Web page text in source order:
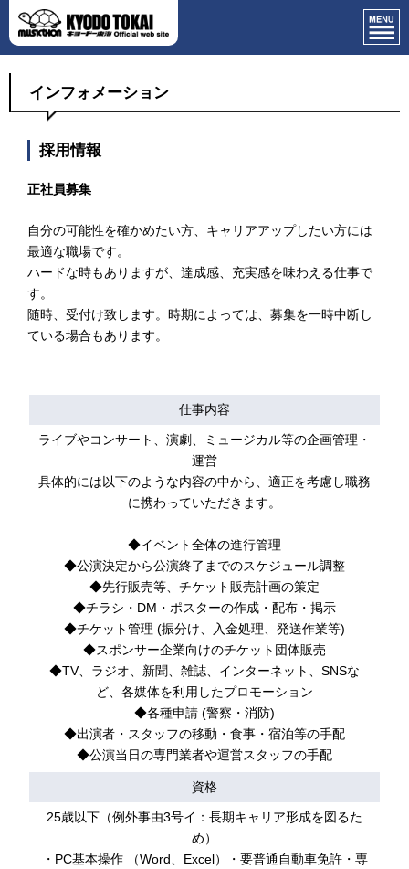
インフォメーション
採用情報
正社員募集
自分の可能性を確かめたい方、キャリアアップしたい方には
最適な職場です。
ハードな時もありますが、達成感、充実感を味わえる仕事で
す。
随時、受付け致します。時期によっては、募集を一時中断し
ている場合もあります。
仕事内容
ライブやコンサート、演劇、ミュージカル等の企画管理・
運営
具体的には以下のような内容の中から、適正を考慮し職務
に携わっていただきます。
◆イベント全体の進行管理
◆公演決定から公演終了までのスケジュール調整
◆先行販売等、チケット販売計画の策定
◆チラシ・DM・ポスターの作成・配布・掲示
◆チケット管理 (振分け、入金処理、発送作業等)
◆スポンサー企業向けのチケット団体販売
◆TV、ラジオ、新聞、雑誌、インターネット、SNSな
ど、各媒体を利用したプロモーション
◆各種申請 (警察・消防)
◆出演者・スタッフの移動・食事・宿泊等の手配
◆公演当日の専門業者や運営スタッフの手配
資格
25歳以下（例外事由3号イ：長期キャリア形成を図るた
め）
・PC基本操作 （Word、Excel）・要普通自動車免許・専